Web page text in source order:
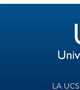
LA